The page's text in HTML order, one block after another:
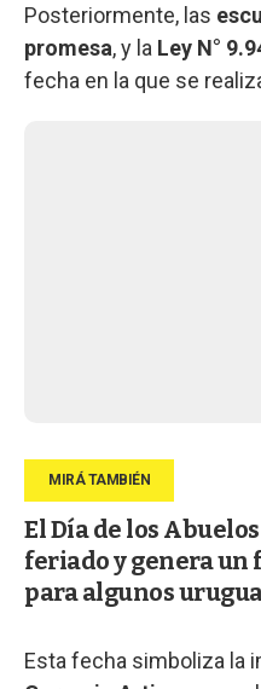
Posteriormente, las
promesa, y la Ley N°
fecha en la que se
El Día de los
feriado y genera un
para algunos
Esta fecha simboliza la